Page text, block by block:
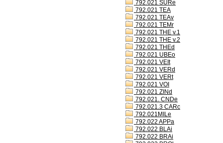
792.021 SURe
792.021 TEA
792.021 TEAv
792.021 TEMr
792.021 THE v.1
792.021 THE v.2
792.021 THEd
792.021 UBEo
792.021 VEIt
792.021 VERd
792.021 VERt
792.021 VOI
792.021 ZINd
792.021. CNDe
792.021.3 CARc
792.021MILe
792.022 APPa
792.022 BLAi
792.022 BRAi